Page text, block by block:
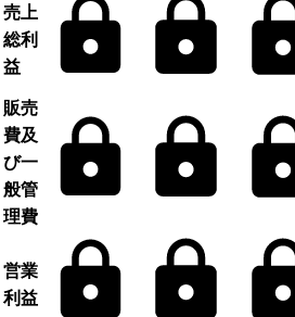
売上
総利
益
販売
費及
び一
般管
理費
営業
利益